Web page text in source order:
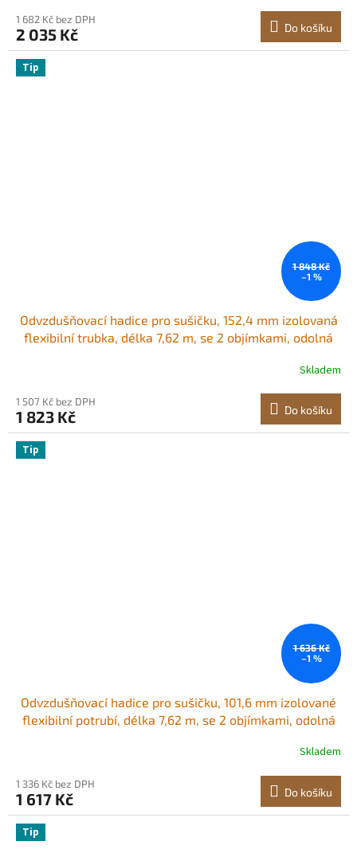
1 682 Kč bez DPH
2 035 Kč Do košíku
Tip
1 848 Kč
–1 %
Odvzdušňovací hadice pro sušičku, 152,4 mm izolovaná
flexibilní trubka, délka 7,62 m, se 2 objímkami, odolná
Skladem
1 507 Kč bez DPH
1 823 Kč Do košíku
Tip
1 636 Kč
–1 %
Odvzdušňovací hadice pro sušičku, 101,6 mm izolované
flexibilní potrubí, délka 7,62 m, se 2 objímkami, odolná
Skladem
1 336 Kč bez DPH
1 617 Kč Do košíku
Tip